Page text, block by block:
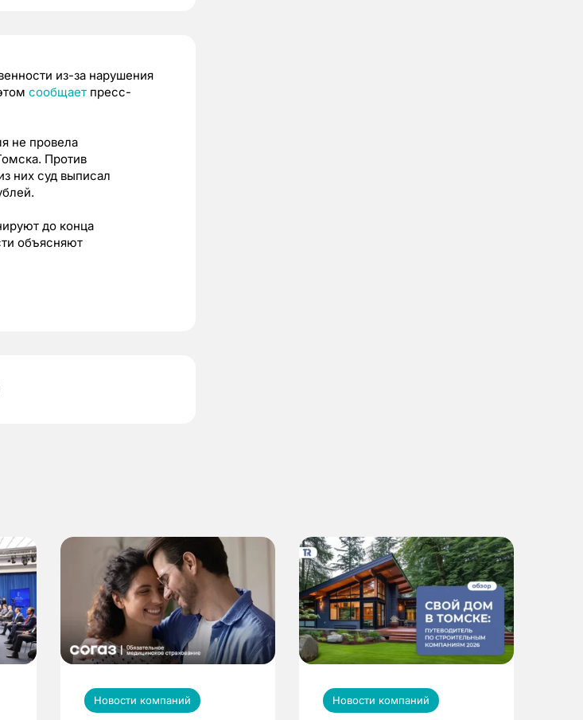
из-за нарушения
сообщает пресс-
не провела
Против
них суд выписал
до конца
объясняют
Новости компаний Новости компаний